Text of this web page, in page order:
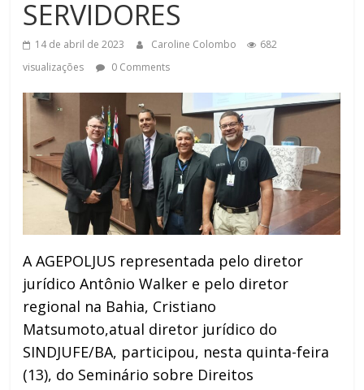
SERVIDORES
14 de abril de 2023 Caroline Colombo
682
visualizações
0 Comments
A AGEPOLJUS representada pelo diretor
jurídico Antônio Walker e pelo diretor
regional na Bahia, Cristiano
Matsumoto,atual diretor jurídico do
SINDJUFE/BA, participou, nesta quinta-feira
(13), do Seminário sobre Direitos